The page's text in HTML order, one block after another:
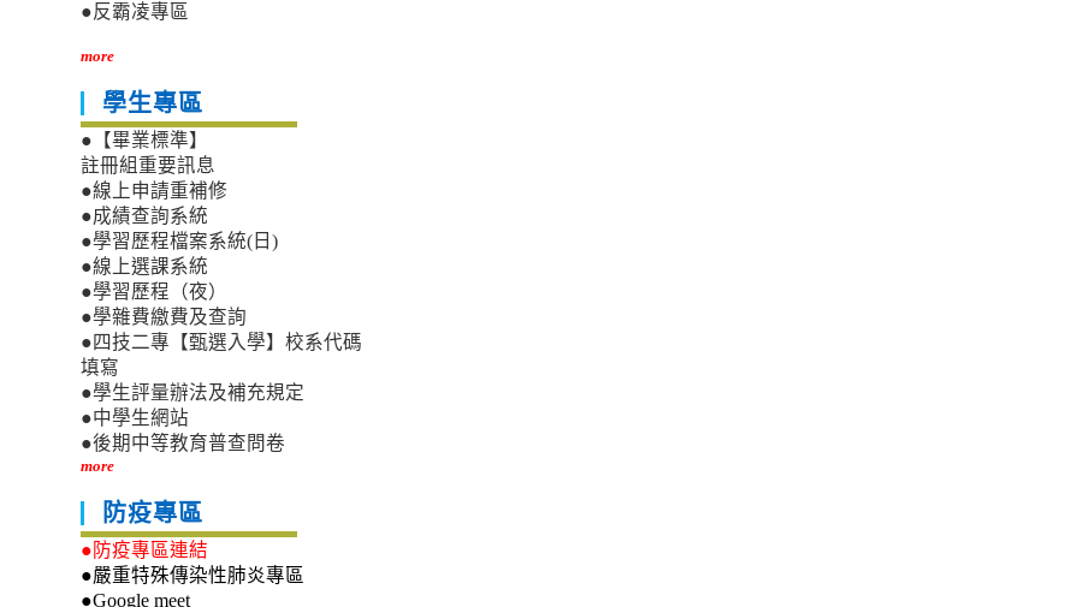
●反霸凌專區
more
學生專區
●【畢業標準】
註冊組重要訊息
●線上申請重補修
●成績查詢系統
●學習歷程檔案系統(日)
●線上選課系統
●學習歷程（夜）
●學雜費繳費及查詢
●四技二專【甄選入學】校系代碼
填寫
●學生評量辦法及補充規定
●中學生網站
●後期中等教育普查問卷
more
防疫專區
●防疫專區連結
●嚴重特殊傳染性肺炎專區
●Google meet